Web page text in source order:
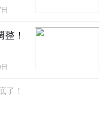
！
了！